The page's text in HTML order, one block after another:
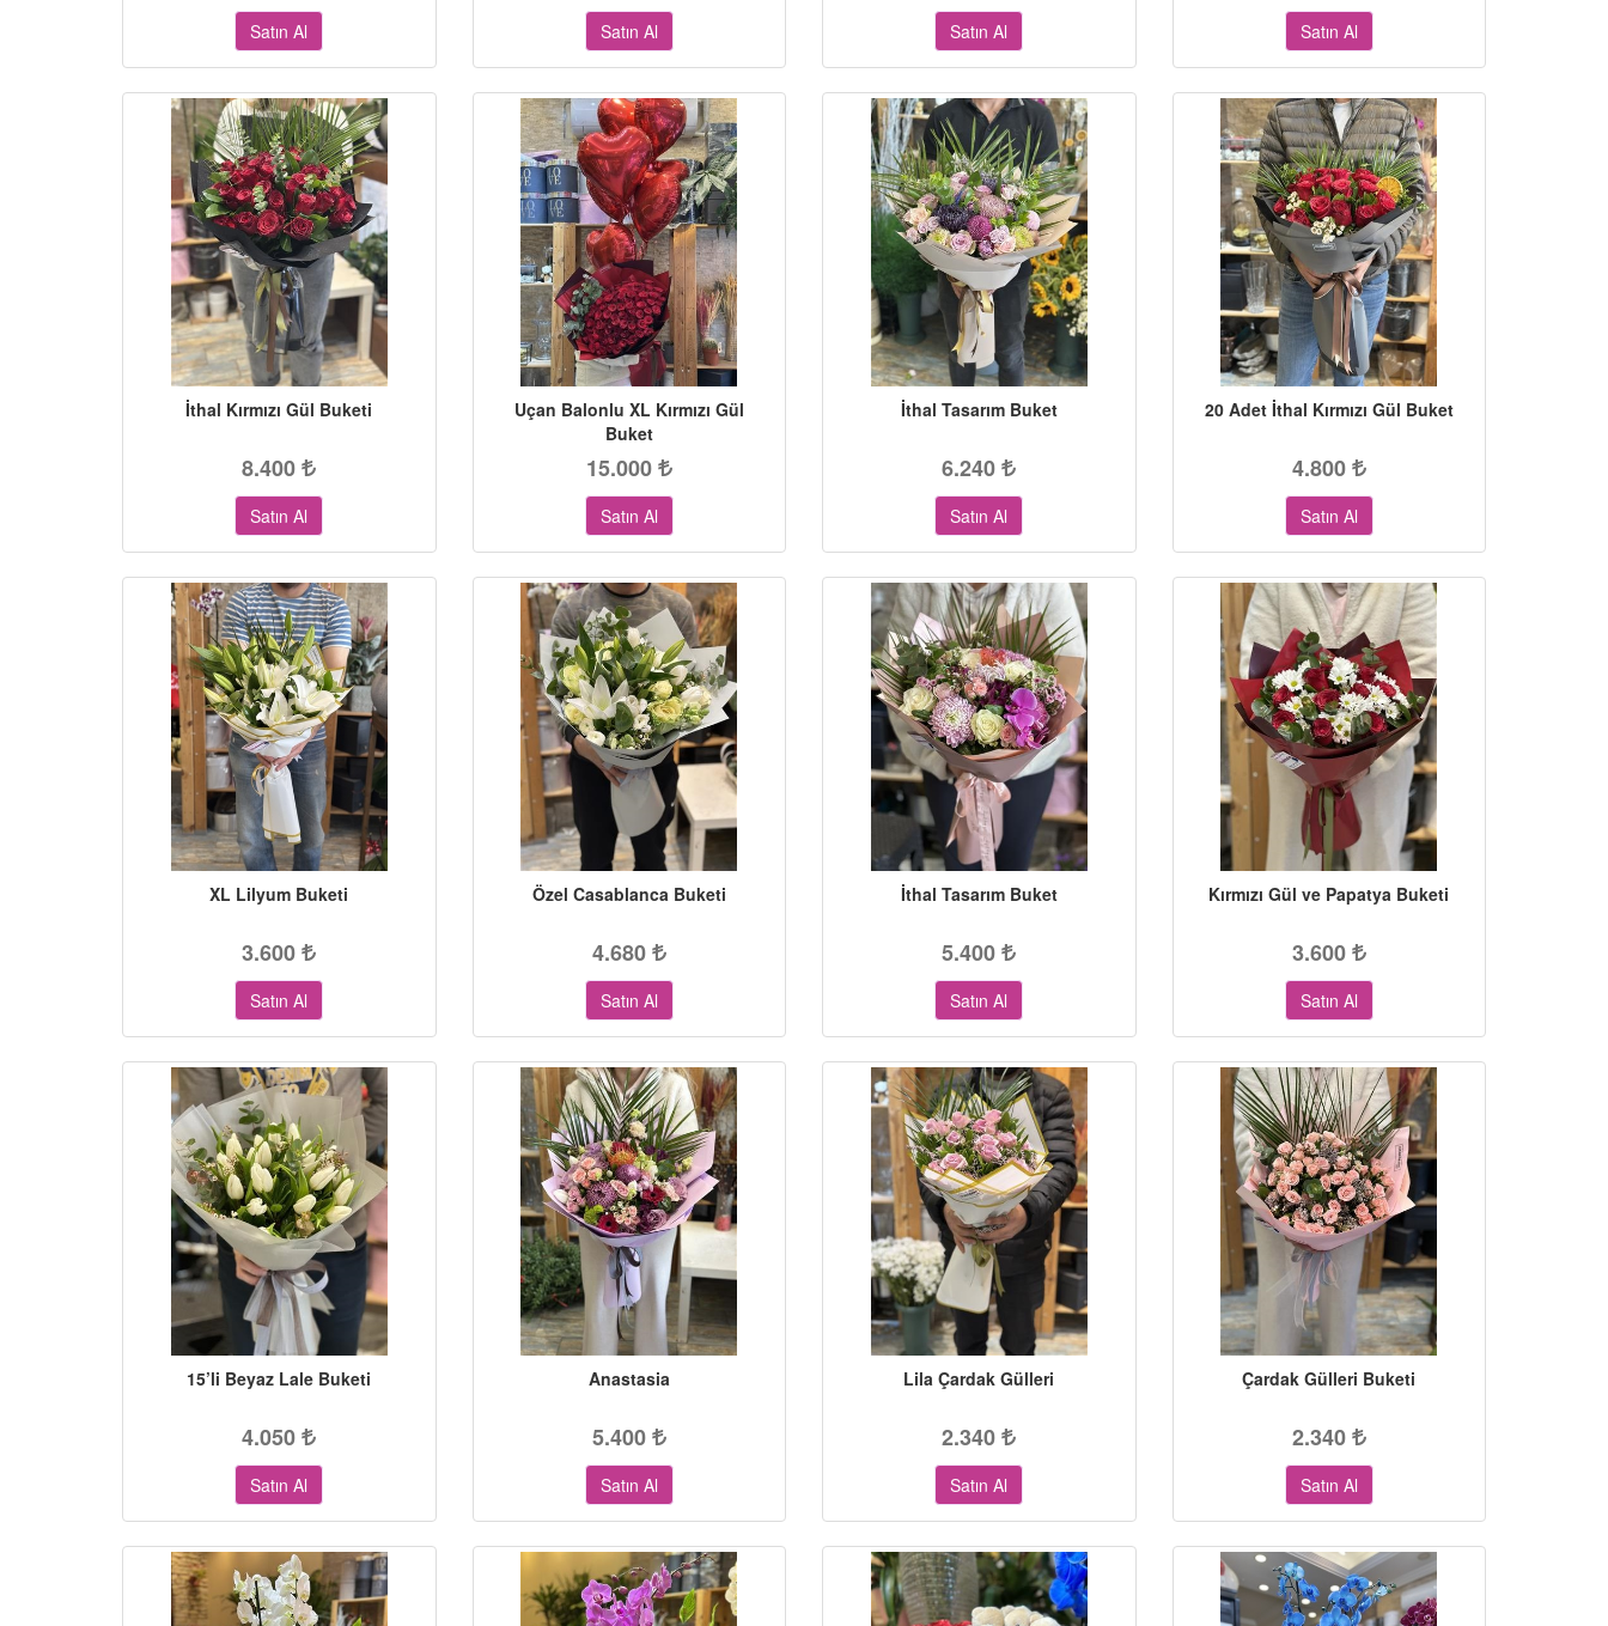
Satın Al Satın Al Satın Al Satın Al
İthal Kırmızı Gül Buketi
8.400
Satın Al
Uçan Balonlu XL Kırmızı Gül
Buket
15.000
Satın Al
İthal Tasarım Buket
6.240
Satın Al
20 Adet İthal Kırmızı Gül Buket
4.800
Satın Al
XL Lilyum Buketi
3.600
Satın Al
Özel Casablanca Buketi
4.680
Satın Al
İthal Tasarım Buket
5.400
Satın Al
Kırmızı Gül ve Papatya Buketi
3.600
Satın Al
15’li Beyaz Lale Buketi
4.050
Satın Al
Anastasia
5.400
Satın Al
Lila Çardak Gülleri
2.340
Satın Al
Çardak Gülleri Buketi
2.340
Satın Al